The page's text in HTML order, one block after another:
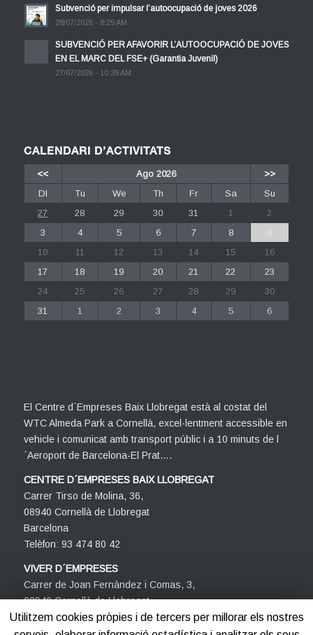
Subvenció per impulsar l’autoocupació de joves 2026
28/07/2026 - 8:29 AM
SUBVENCIÓ PER AFAVORIR L’AUTOOCUPACIÓ DE JOVES
EN EL MARC DEL FSE+ (Garantia Juvenil)
27/07/2026 - 10:39 AM
CALENDARI D’ACTIVITATS
<< Ago 2026
>>
Dl
Tu We Th Fr Sa
Su
27
28 29 30 31 1
2
3
4 5 6 7 8
9
10
11 12 13 14 15
16
17
18 19 20 21 22
23
24
25 26 27 28 29
30
31
1 2 3 4 5 6
El Centre d´Empreses Baix Llobregat està al costat del
WTC Almeda Park a Cornellà, excel·lentment accessible en
vehicle i comunicat amb transport públic i a 10 minuts de l
´Aeroport de Barcelona-El Prat….
CENTRE D´EMPRESES BAIX LLOBREGAT
Carrer Tirso de Molina, 36,
08940 Cornellà de Llobregat
Barcelona
Telèfon: 93 474 80 42
VIVER D´EMPRESES
Carrer de Joan Fernàndez i Comas, 3,
08940 Cornellà de Llobregat
Barcelona
Telèfon: 93 474 80 42
Utilitzem cookies pròpies i de tercers per millorar els nostres